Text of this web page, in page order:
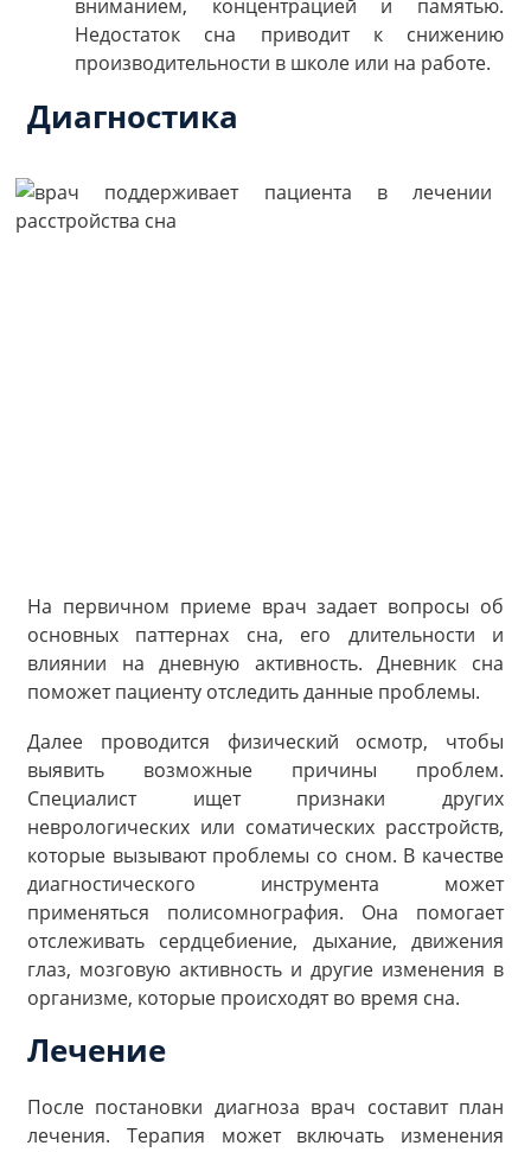
вниманием, концентрацией и памятью.
Недостаток сна приводит к снижению
производительности в школе или на работе.
Диагностика
На первичном приеме врач задает вопросы об
основных паттернах сна, его длительности и
влиянии на дневную активность. Дневник сна
поможет пациенту отследить данные проблемы.
Далее проводится физический осмотр, чтобы
выявить возможные причины проблем.
Специалист ищет признаки других
неврологических или соматических расстройств,
которые вызывают проблемы со сном. В качестве
диагностического инструмента может
применяться полисомнография. Она помогает
отслеживать сердцебиение, дыхание, движения
глаз, мозговую активность и другие изменения в
организме, которые происходят во время сна.
Лечение
После постановки диагноза врач составит план
лечения. Терапия может включать изменения